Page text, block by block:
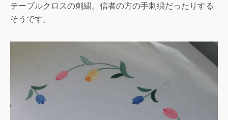
テーブルクロスの刺繍。信者の方の手刺繍だったりする
そうです。